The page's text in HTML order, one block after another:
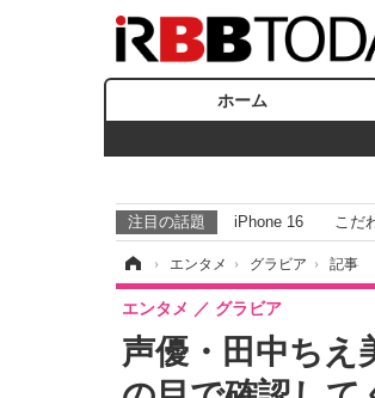
ホーム
注目の話題 iPhone 16 こだ
› エンタメ › グラビア › 記事
声優・田中ちえ
エンタメ グラビア